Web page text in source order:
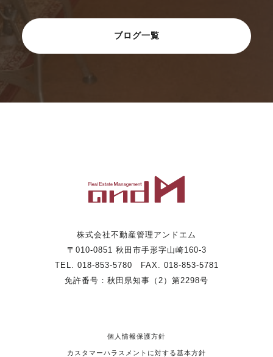
ブログ一覧
株式会社不動産管理アンドエム
〒010-0851 秋田市手形字山崎160-3
TEL. 018-853-5780 FAX. 018-853-5781
免許番号：秋田県知事（2）第2298号
個人情報保護方針
カスタマーハラスメントに対する基本方針